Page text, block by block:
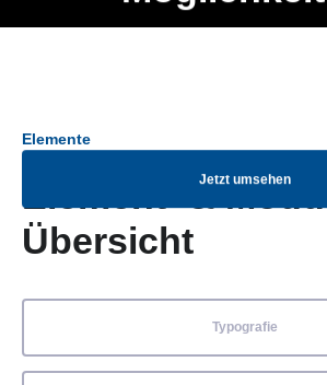
Jetzt umsehen
Elemente
Element- & Modul-
Übersicht
Typografie